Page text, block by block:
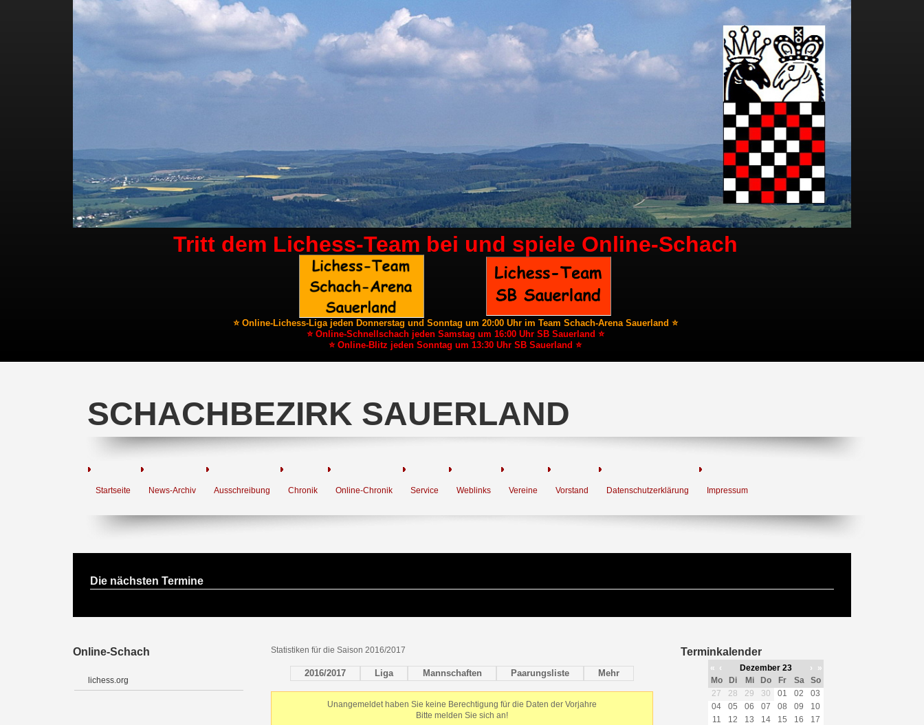
Tritt dem Lichess-Team bei und spiele Online-Schach
⭐ Online-Lichess-Liga jeden Donnerstag und Sonntag um 20:00 Uhr im Team Schach-Arena Sauerland ⭐
⭐ Online-Schnellschach jeden Samstag um 16:00 Uhr SB Sauerland ⭐
⭐ Online-Blitz jeden Sonntag um 13:30 Uhr SB Sauerland ⭐
SCHACHBEZIRK SAUERLAND
Startseite News-Archiv Ausschreibung Chronik Online-Chronik Service Weblinks Vereine Vorstand Datenschutzerklärung Impressum
Die nächsten Termine
Online-Schach
lichess.org
Statistiken für die Saison 2016/2017
2016/2017 Liga Mannschaften Paarungsliste Mehr
Unangemeldet haben Sie keine Berechtigung für die Daten der Vorjahre
Bitte melden Sie sich an!
Terminkalender
« ‹ Dezember 23 ›
»
Mo
Di Mi Do Fr Sa
So
27
28 29 30 01 02
03
04
05 06 07 08 09
10
11
12 13 14 15 16
17